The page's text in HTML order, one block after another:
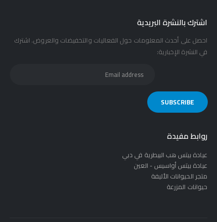
اشترك بالنشرة البريدية
احصل على أحدث المعلومات حول الفعاليات والتخفيضات والعروض. اشترك
في النشرة الإخبارية:
روابط مفيدة
عيادة بيتس هب البيطرية في دبي
عيادة بيتس أواسيس - العين
متجر الحيوانات الأليفة
حيوانات المزرعة